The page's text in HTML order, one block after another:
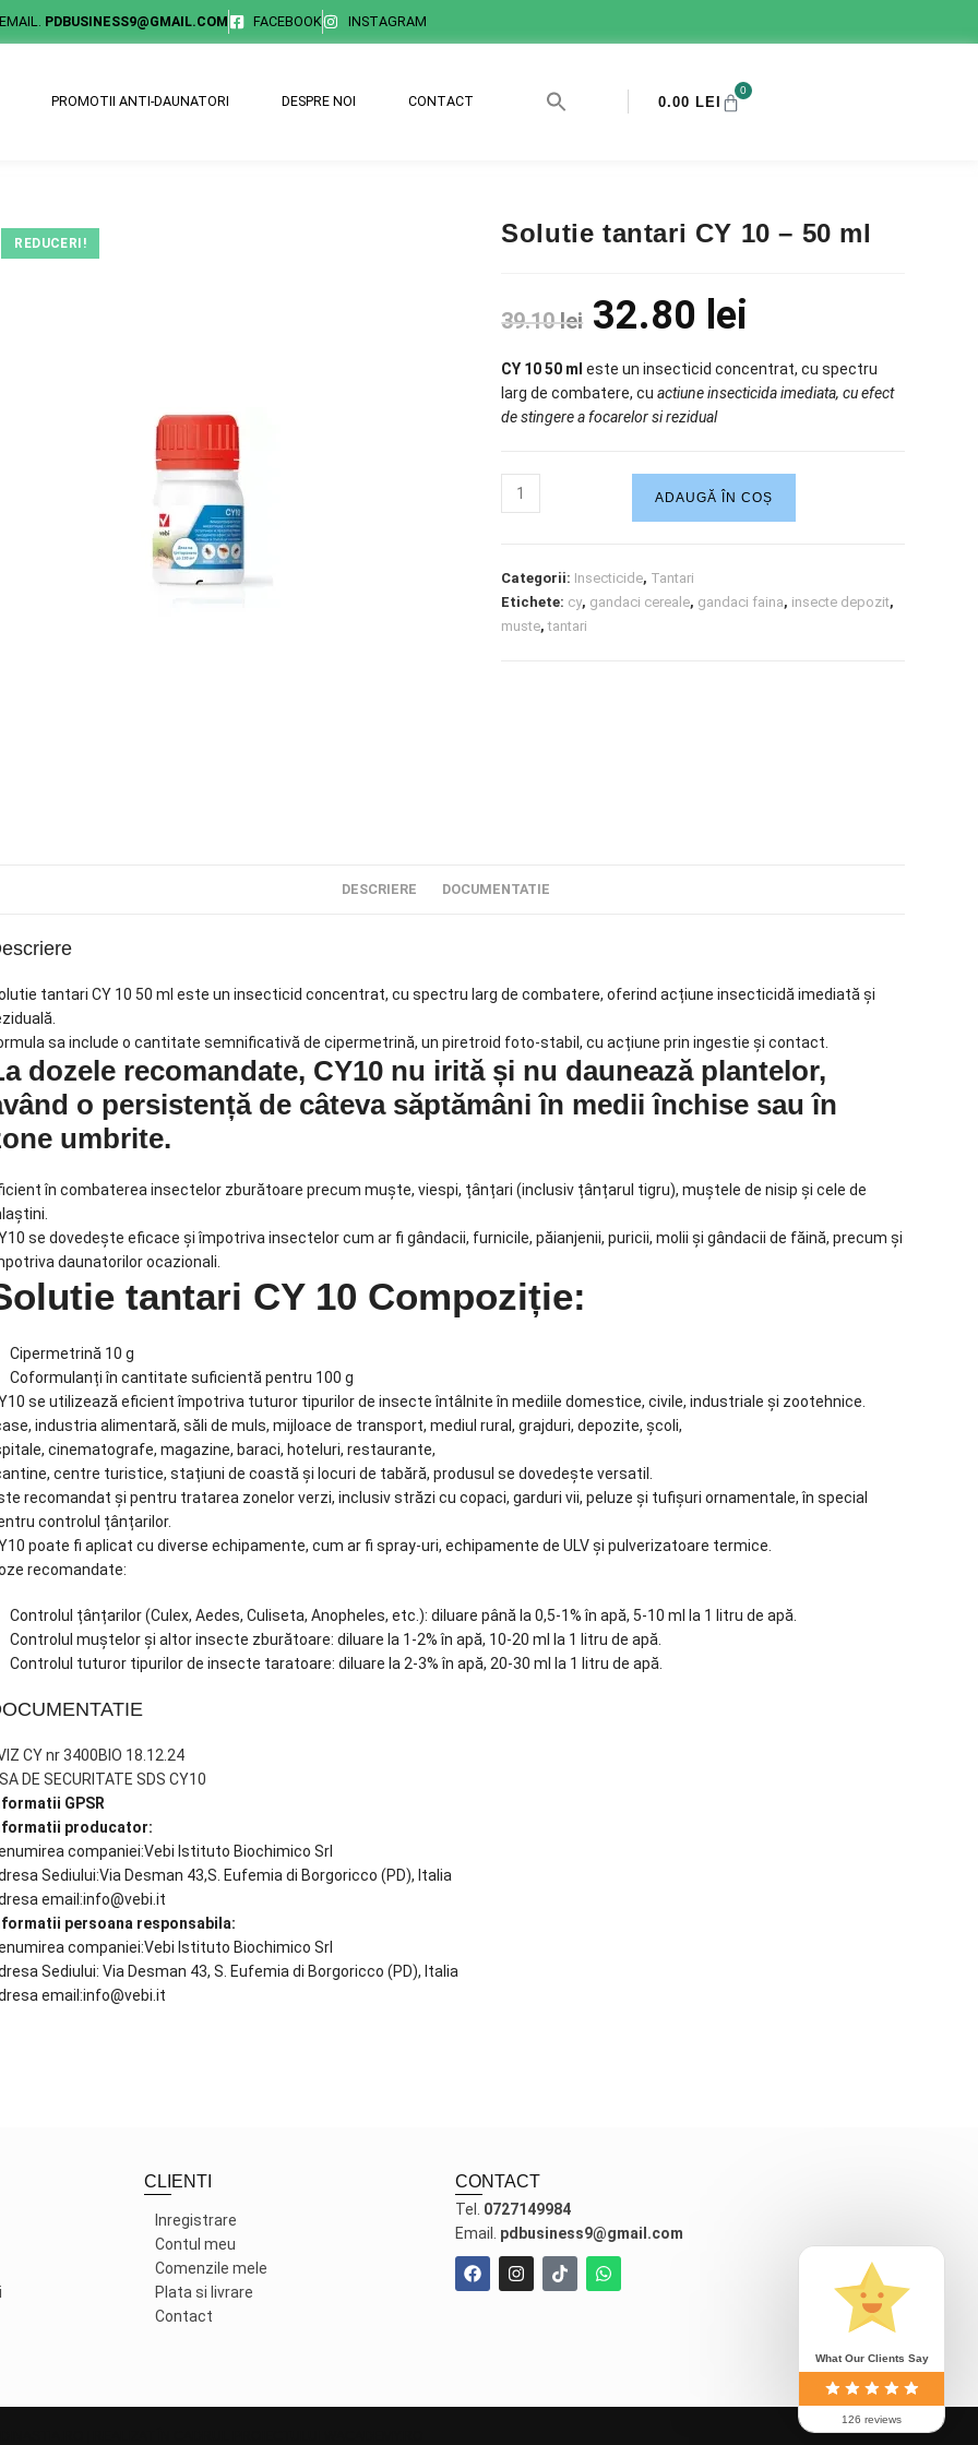
EMAIL. PDBUSINESS9@GMAIL.COM FACEBOOK INSTAGRAM
PROMOTII ANTI-DAUNATORI DESPRE NOI CONTACT 0.00 LEI
0
REDUCERI! Solutie tantari CY 10 – 50 ml
39.10lei 32.80 lei
CY 10 50 mleste un insecticid concentrat, cu spectru
larg de combatere, cuactiune insecticida imediata, cu efect
de stingere a focarelor si rezidual
ADAUGĂ ÎN COȘ
Categorii: Insecticide, Tantari
Etichete: cy, gandaci cereale, gandaci faina, insecte depozit,
muste,tantari
DESCRIERE DOCUMENTATIE
tantari CY 10 50 ml este un insecticid concentrat, cu spectru larg de combatere, oferind acțiune insecticidă imediată și
sa include o cantitate semnificativă de cipermetrină, un piretroid foto-stabil, cu acțiune prin ingestie și contact.
dozele recomandate, CY10 nu irită și nu daunează plantelor,
o persistență de câteva săptămâni în medii închise sau în
umbrite.
în combaterea insectelor zburătoare precum muște, viespi, țânțari (inclusiv țânțarul tigru), muștele de nisip și cele de
se dovedește eficace și împotriva insectelor cum ar fi gândacii, furnicile, păianjenii, puricii, molii și gândacii de făină, precum și
daunatorilor ocazionali.
tantari CY 10 Compoziție:
Cipermetrină 10 g
Coformulanți în cantitate suficientă pentru 100 g
se utilizează eficient împotriva tuturor tipurilor de insecte întâlnite în mediile domestice, civile, industriale și zootehnice.
industria alimentară, săli de muls, mijloace de transport, mediul rural, grajduri, depozite, școli,
cinematografe, magazine, baraci, hoteluri, restaurante,
centre turistice, stațiuni de coastă și locuri de tabără, produsul se dovedește versatil.
recomandat și pentru tratarea zonelor verzi, inclusiv străzi cu copaci, garduri vii, peluze și tufișuri ornamentale, în special
controlul țânțarilor.
poate fi aplicat cu diverse echipamente, cum ar fi spray-uri, echipamente de ULV și pulverizatoare termice.
recomandate:
Controlul țânțarilor (Culex, Aedes, Culiseta, Anopheles, etc.): diluare până la 0,5-1% în apă, 5-10 ml la 1 litru de apă.
Controlul muștelor și altor insecte zburătoare: diluare la 1-2% în apă, 10-20 ml la 1 litru de apă.
Controlul tuturor tipurilor de insecte taratoare: diluare la 2-3% în apă, 20-30 ml la 1 litru de apă.
CY nr 3400BIO 18.12.24
DE SECURITATE SDS CY10
GPSR
producator:
companiei:Vebi Istituto Biochimico Srl
Sediului:Via Desman 43,S. Eufemia di Borgoricco (PD), Italia
email:info@vebi.it
persoana responsabila:
companiei:Vebi Istituto Biochimico Srl
Sediului: Via Desman 43, S. Eufemia di Borgoricco (PD), Italia
email:info@vebi.it
CLIENTI
Inregistrare
Contul meu
Comenzile mele
Plata si livrare
Contact
CONTACT
Tel. 0727149984
Email. pdbusiness9@gmail.com
What Our Clients Say
126 reviews